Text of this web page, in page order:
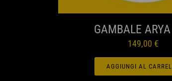
GAMBALE
149,00 €
AGGIUNGI AL